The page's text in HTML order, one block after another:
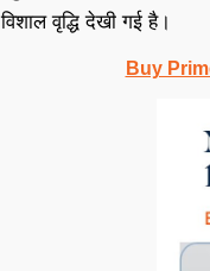
विशाल वृद्धि देखी गई है।
Buy